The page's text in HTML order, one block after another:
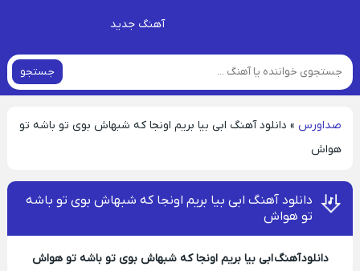
آهنگ جدید
جستجو
صداورس » دانلود آهنگ ابی بیا بریم اونجا که شبهاش بوی تو باشه تو
هواش
دانلود آهنگ ابی بیا بریم اونجا که شبهاش بوی تو باشه
تو هواش
دانلود آهنگ ابی بیا بریم اونجا که شبهاش بوی تو باشه تو هواش